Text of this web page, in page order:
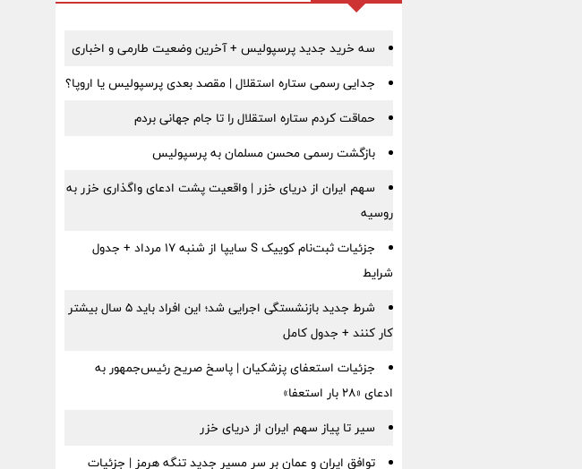
سه خرید جدید پرسپولیس + آخرین وضعیت طارمی و اخباری
جدایی رسمی ستاره استقلال | مقصد بعدی پرسپولیس یا اروپا؟
حماقت کردم ستاره استقلال را تا جام جهانی بردم
بازگشت رسمی محسن مسلمان به پرسپولیس
سهم ایران از دریای خزر | واقعیت پشت ادعای واگذاری خزر به
روسیه
جزئیات ثبت‌نام کوییک S سایپا از شنبه ۱۷ مرداد + جدول
شرایط
شرط جدید بازنشستگی اجرایی شد؛ این افراد باید ۵ سال بیشتر
کار کنند + جدول کامل
جزئیات استعفای پزشکیان | پاسخ صریح رئیس‌جمهور به
ادعای «۲۸ بار استعفا»
سیر تا پیاز سهم ایران از دریای خزر
توافق ایران و عمان بر سر مسیر جدید تنگه هرمز | جزئیات